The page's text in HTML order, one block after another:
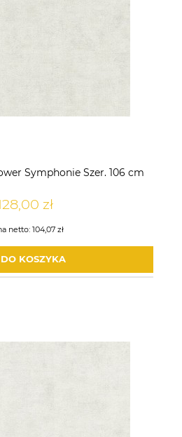
Symphonie Szer. 106 cm
zł
netto: 104,07 zł
DO KOSZYKA